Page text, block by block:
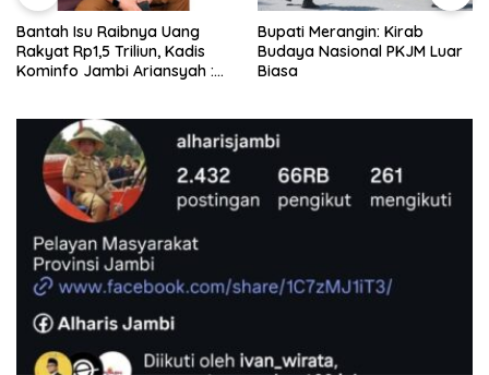
Bantah Isu Raibnya Uang
Rakyat Rp1,5 Triliun, Kadis
Kominfo Jambi Ariansyah :
Sejak 2002
Bupati Merangin: Kirab
Budaya Nasional PKJM Luar
Biasa